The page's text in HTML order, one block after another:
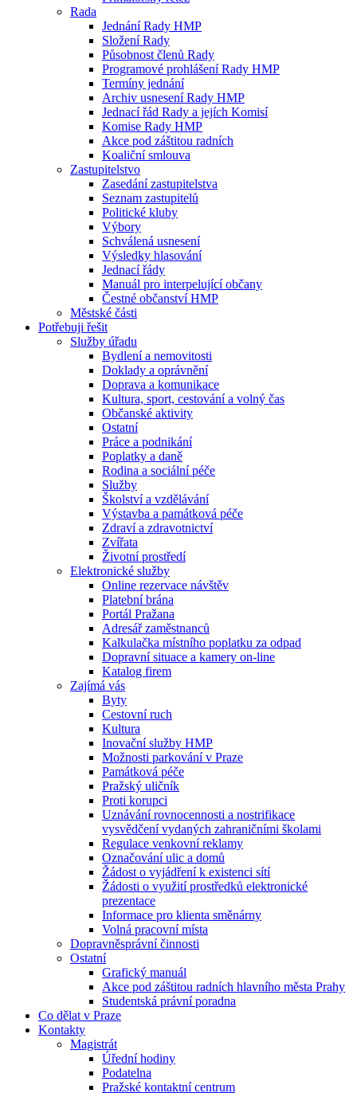
Rada
Jednání Rady HMP
Složení Rady
Působnost členů Rady
Programové prohlášení Rady HMP
Termíny jednání
Archiv usnesení Rady HMP
Jednací řád Rady a jejích Komisí
Komise Rady HMP
Akce pod záštitou radních
Koaliční smlouva
Zastupitelstvo
Zasedání zastupitelstva
Seznam zastupitelů
Politické kluby
Výbory
Schválená usnesení
Výsledky hlasování
Jednací řády
Manuál pro interpelující občany
Čestné občanství HMP
Městské části
Potřebuji řešit
Služby úřadu
Bydlení a nemovitosti
Doklady a oprávnění
Doprava a komunikace
Kultura, sport, cestování a volný čas
Občanské aktivity
Ostatní
Práce a podnikání
Poplatky a daně
Rodina a sociální péče
Služby
Školství a vzdělávání
Výstavba a památková péče
Zdraví a zdravotnictví
Zvířata
Životní prostředí
Elektronické služby
Online rezervace návštěv
Platební brána
Portál Pražana
Adresář zaměstnanců
Kalkulačka místního poplatku za odpad
Dopravní situace a kamery on-line
Katalog firem
Zajímá vás
Byty
Cestovní ruch
Kultura
Inovační služby HMP
Možnosti parkování v Praze
Památková péče
Pražský uličník
Proti korupci
Uznávání rovnocennosti a nostrifikace
vysvědčení vydaných zahraničními školami
Regulace venkovní reklamy
Označování ulic a domů
Žádost o vyjádření k existenci sítí
Žádosti o využití prostředků elektronické
prezentace
Informace pro klienta směnárny
Volná pracovní místa
Dopravněsprávní činnosti
Ostatní
Grafický manuál
Akce pod záštitou radních hlavního města Prahy
Studentská právní poradna
Co dělat v Praze
Kontakty
Magistrát
Úřední hodiny
Podatelna
Pražské kontaktní centrum